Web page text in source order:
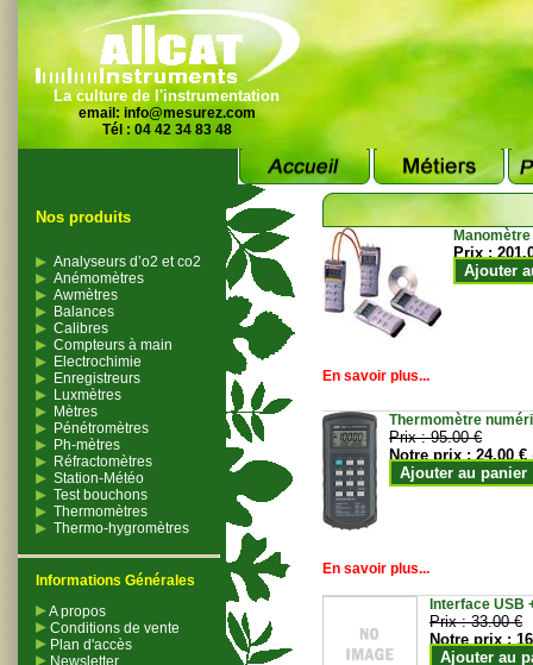
La culture de l'instrumentation
email: info@mesurez.com
Tél : 04 42 34 83 48
Nos produits
Analyseurs d’o2 et co2
Anémomètres
Awmètres
Balances
Calibres
Compteurs à main
Electrochimie
Enregistreurs
Luxmètres
Mètres
Pénétromètres
Ph-mètres
Réfractomètres
Station-Météo
Test bouchons
Thermomètres
Thermo-hygromètres
Informations Générales
A propos
Conditions de vente
Plan d'accès
Newsletter
Prix :
Ajouter
En savoir plus...
Thermomètre
Prix :95.00 €
Notre prix :24.00 €
Ajouter au panier
En savoir plus...
Interface USB
Prix :33.00 €
Notre prix :
Ajouter au